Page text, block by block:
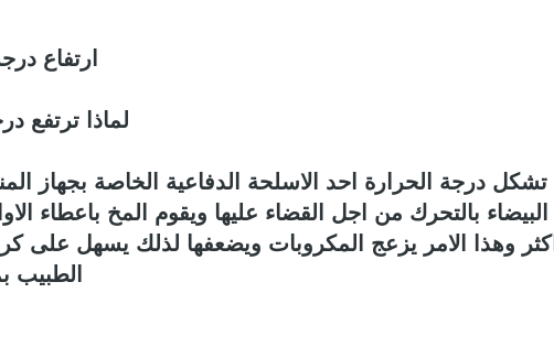
ارتفاع
لماذا ترتفع
تشكل درجة الحرارة احد الاسلحة الدفاعية الخاصة بجهاز
اكثر وهذا الامر يزعج المكروبات ويضعفها لذلك يسهل على
الطبيب